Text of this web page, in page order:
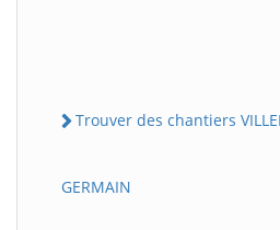
Trouver des chantiers
GERMAIN